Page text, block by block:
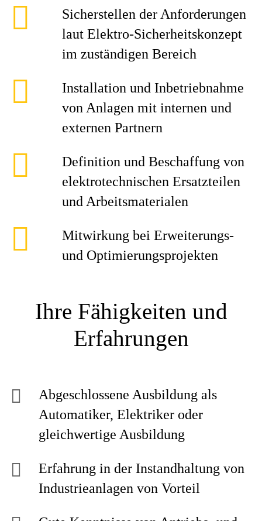
Sicherstellen der Anforderungen
laut Elektro-Sicherheitskonzept
im zuständigen Bereich
Installation und Inbetriebnahme
von Anlagen mit internen und
externen Partnern
Definition und Beschaffung von
elektrotechnischen Ersatzteilen
und Arbeitsmaterialen
Mitwirkung bei Erweiterungs-
und Optimierungsprojekten
Ihre Fähigkeiten und
Erfahrungen
Abgeschlossene Ausbildung als
Automatiker, Elektriker oder
gleichwertige Ausbildung
Erfahrung in der Instandhaltung von
Industrieanlagen von Vorteil